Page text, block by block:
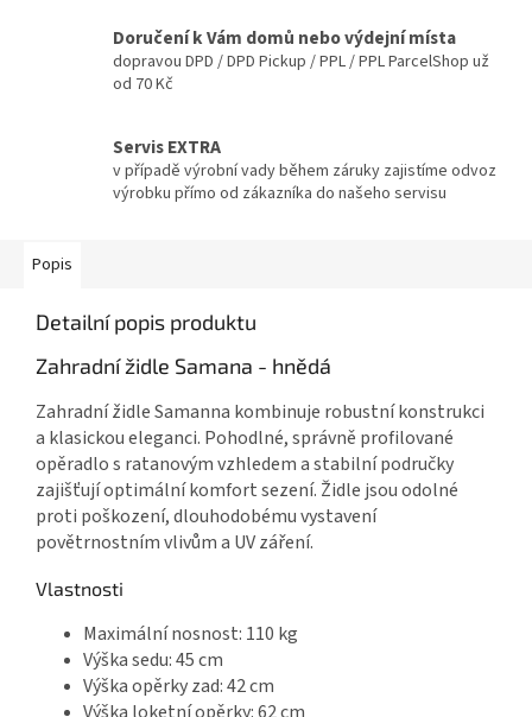
Doručení k Vám domů nebo výdejní místa
dopravou DPD / DPD Pickup / PPL / PPL ParcelShop už
od 70 Kč
Servis EXTRA
v případě výrobní vady během záruky zajistíme odvoz
výrobku přímo od zákazníka do našeho servisu
Popis
Detailní popis produktu
Zahradní židle Samana - hnědá
Zahradní židle Samanna kombinuje robustní konstrukci
a klasickou eleganci. Pohodlné, správně profilované
opěradlo s ratanovým vzhledem a stabilní područky
zajišťují optimální komfort sezení. Židle jsou odolné
proti poškození, dlouhodobému vystavení
povětrnostním vlivům a UV záření.
Vlastnosti
Maximální nosnost: 110 kg
Výška sedu: 45 cm
Výška opěrky zad: 42 cm